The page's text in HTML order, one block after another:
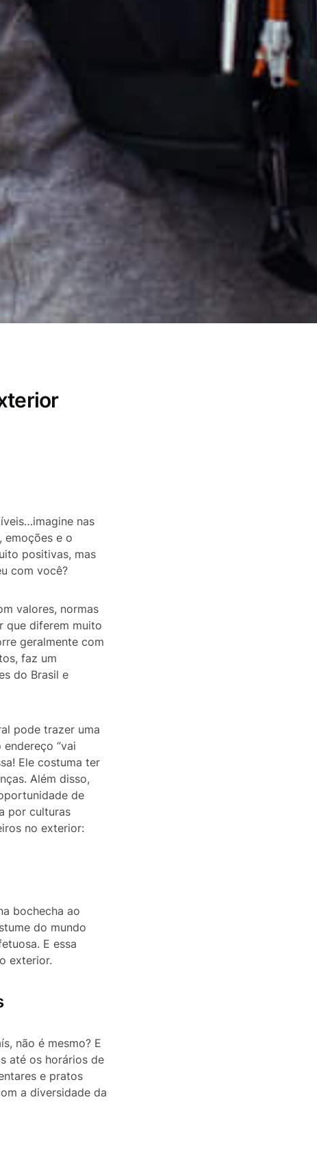
nas
emoções e o
positivas, mas
com você?
valores, normas
que diferem muito
geralmente com
faz um
do Brasil e
pode trazer uma
“vai
Ele costuma ter
Além disso,
de
por culturas
no exterior:
bochecha ao
do mundo
E essa
exterior.
não é mesmo? E
até os horários de
e pratos
a diversidade da